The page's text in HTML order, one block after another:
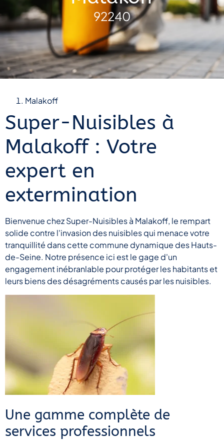
92240
Malakoff
Super-Nuisibles à
Malakoff : Votre
expert en
extermination
Bienvenue chez Super-Nuisibles à Malakoff, le rempart
solide contre l'invasion des nuisibles qui menace votre
tranquillité dans cette commune dynamique des Hauts-
de-Seine. Notre présence ici est le gage d'un
engagement inébranlable pour protéger les habitants et
leurs biens des désagréments causés par les nuisibles.
Une gamme complète de
services professionnels